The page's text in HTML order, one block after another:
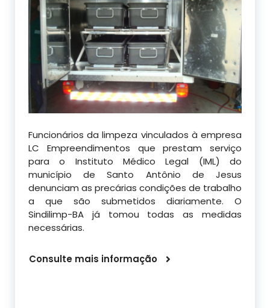
Funcionários da limpeza vinculados à empresa
LC Empreendimentos que prestam serviço
para o Instituto Médico Legal (IML) do
município de Santo Antônio de Jesus
denunciam as precárias condições de trabalho
a que são submetidos diariamente. O
Sindilimp-BA já tomou todas as medidas
necessárias.
Consulte mais informação